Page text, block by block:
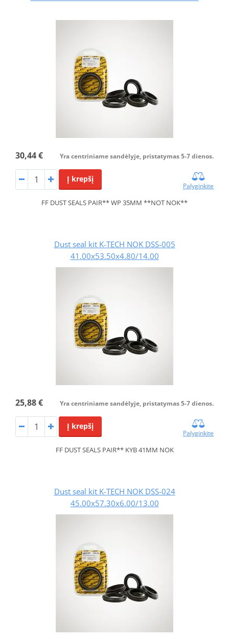
30,44 € Yra centriniame sandėlyje, pristatymas 5-7 dienos.
Į krepšį
Palyginkite
FF DUST SEALS PAIR** WP 35MM **NOT NOK**
Dust seal kit K-TECH NOK DSS-005
41.00x53.50x4.80/14.00
25,88 € Yra centriniame sandėlyje, pristatymas 5-7 dienos.
Į krepšį
Palyginkite
FF DUST SEALS PAIR** KYB 41MM NOK
Dust seal kit K-TECH NOK DSS-024
45.00x57.30x6.00/13.00